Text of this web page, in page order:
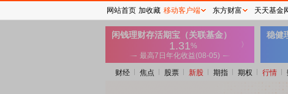
财经 焦点 股票 新股 期指 期权 行情
网站首页 加收藏 移动客户端 东方财富 天天基金